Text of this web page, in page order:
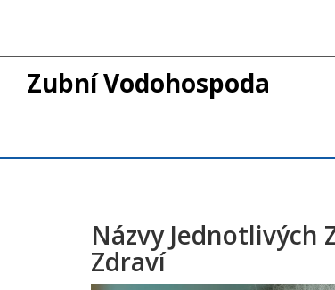
Zubní Vodohospoda
Názvy Jednotlivých
Zdraví